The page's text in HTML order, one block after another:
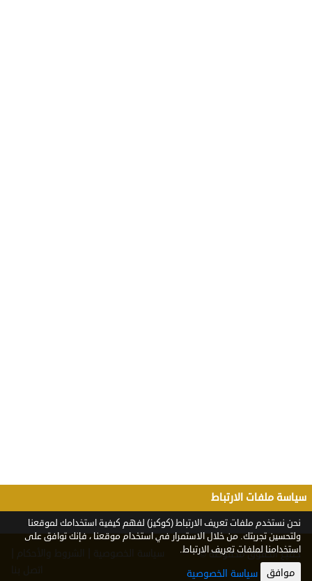
جميع الحقوق محفوظة ©
2026
سياسة ملفات الارتباط
نحن نستخدم ملفات تعريف الارتباط (كوكيز) لفهم كيفية استخدامك لموقعنا
ولتحسين تجربتك. من خلال الاستمرار في استخدام موقعنا ، فإنك توافق على
استخدامنا لملفات تعريف الارتباط.
موافق سياسة الخصوصية